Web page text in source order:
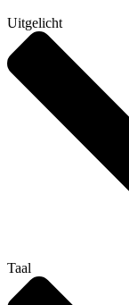
Uitgelicht
Taal